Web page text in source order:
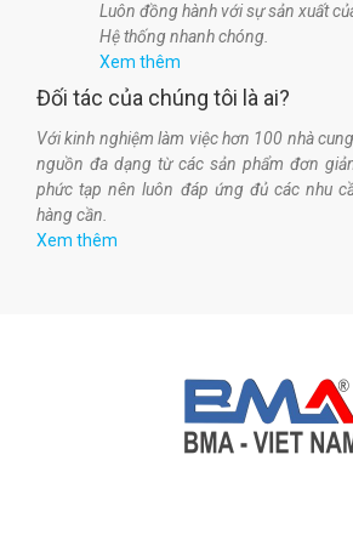
Luôn đồng hành với sự sản xuất
Hệ thống nhanh chóng.
Xem thêm
Đối tác của chúng tôi là ai?
Với kinh nghiệm làm việc hơn 100 nhà
nguồn đa dạng từ các sản phẩm đơn
phức tạp nên luôn đáp ứng đủ các nhu
hàng cần.
Xem thêm